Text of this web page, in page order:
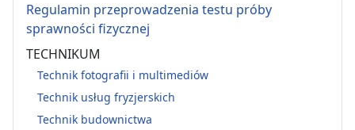
Regulamin przeprowadzenia testu próby
sprawności fizycznej
TECHNIKUM
Technik fotografii i multimediów
Technik usług fryzjerskich
Technik budownictwa